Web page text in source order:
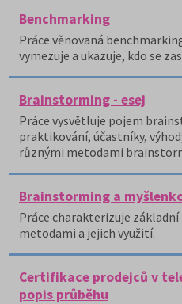
Benchmarking
Práce věnovaná
vymezuje a ukazuje, kdo se
Brainstorming - esej
Práce vysvětluje pojem
praktikování, účastníky,
různými metodami
Brainstorming a
Práce charakterizuje
metodami a jejich využití.
Certifikace prodejců v
popis průběhu